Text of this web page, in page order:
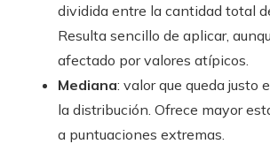
dividida entre la cantidad total
Resulta sencillo de aplicar,
afectado por valores atípicos.
Mediana: valor que queda justo
la distribución. Ofrece mayor
a puntuaciones extremas.